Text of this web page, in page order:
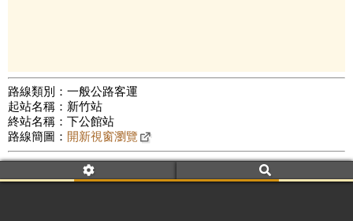
路線類別：一般公路客運
起站名稱：新竹站
終站名稱：下公館站
路線簡圖： 開新視窗瀏覽
附屬名稱：5608
車頭描述：新竹
下公館(經關東橋)
公車數量: 累計5714、上線4564